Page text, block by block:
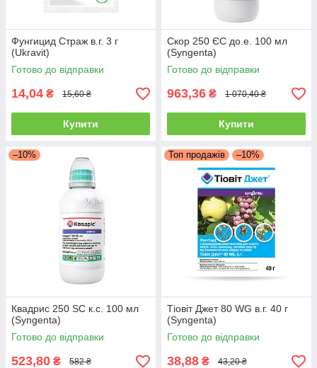
Фунгицид Страж в.г. 3 г
(Ukravit)
Готово до відправки
14,04 ₴ 15,60 ₴
Купити
Скор 250 ЄС до.е. 100 мл
(Syngenta)
Готово до відправки
963,36 ₴ 1 070,40 ₴
Купити
–10%
Квадрис 250 SC к.с. 100 мл
(Syngenta)
Готово до відправки
523,80 ₴ 582 ₴
Топ продажів –10%
Тіовіт Джет 80 WG в.г. 40 г
(Syngenta)
Готово до відправки
38,88 ₴ 43,20 ₴